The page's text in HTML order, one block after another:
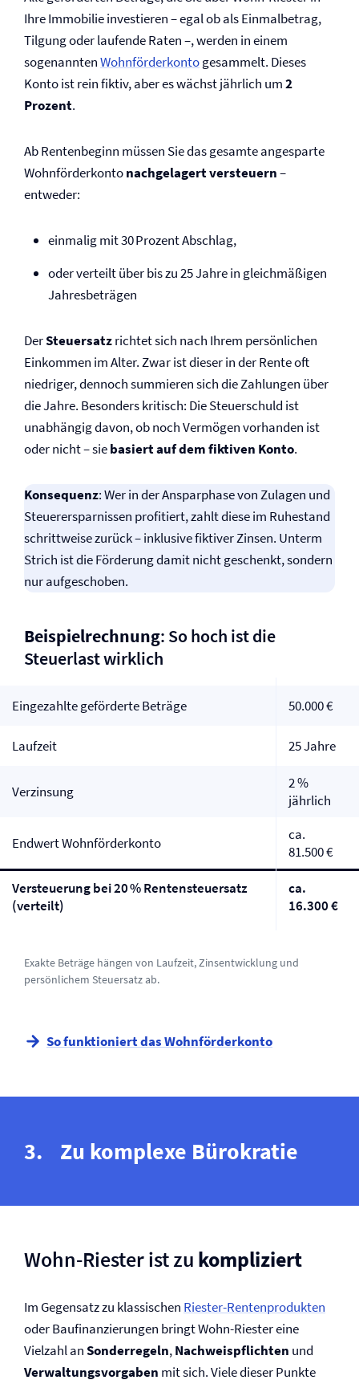
Ihre Immobilie investieren – egal ob als Einmalbetrag,
Tilgung oder laufende Raten –, werden in einem
sogenanntenWohnförderkontogesammelt. Dieses
Konto ist rein fiktiv, aber es wächst jährlich um2
Prozent.
Ab Rentenbeginn müssen Sie das gesamte angesparte
Wohnförderkontonachgelagert versteuern–
entweder:
einmalig mit 30 Prozent Abschlag,
oder verteilt über bis zu 25 Jahre in gleichmäßigen
Jahresbeträgen
DerSteuersatzrichtet sich nach Ihrem persönlichen
Einkommen im Alter. Zwar ist dieser in der Rente oft
niedriger, dennoch summieren sich die Zahlungen über
die Jahre. Besonders kritisch: Die Steuerschuld ist
unabhängig davon, ob noch Vermögen vorhanden ist
oder nicht – siebasiert auf dem fiktiven Konto.
Konsequenz: Wer in der Ansparphase von Zulagen und
Steuerersparnissen profitiert, zahlt diese im Ruhestand
schrittweise zurück – inklusive fiktiver Zinsen. Unterm
Strich ist die Förderung damit nicht geschenkt, sondern
nur aufgeschoben.
Beispielrechnung: So hoch ist die
Steuerlast wirklich
Eingezahlte geförderte Beträge 50.000 €
Laufzeit 25 Jahre
Verzinsung
2 %
jährlich
Endwert Wohnförderkonto
ca.
81.500 €
Versteuerung bei 20 % Rentensteuersatz
(verteilt)
ca.
16.300 €
Exakte Beträge hängen von Laufzeit, Zinsentwicklung und
persönlichem Steuersatz ab.
So funktioniert das Wohnförderkonto
Zu komplexe Bürokratie
Wohn-Riester ist zu kompliziert
Im Gegensatz zu klassischen Riester-Rentenprodukten
oder Baufinanzierungen bringt Wohn-Riester eine
Vielzahl anSonderregeln,Nachweis­pflichten und
Verwaltungsvorgaben mit sich. Viele dieser Punkte